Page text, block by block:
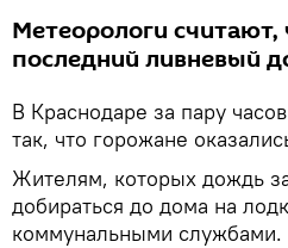
Метеорологи считают,
последний ливневый
В Краснодаре за пару
так, что горожане
Жителям, которых дождь
добираться до дома на
коммунальными службами.